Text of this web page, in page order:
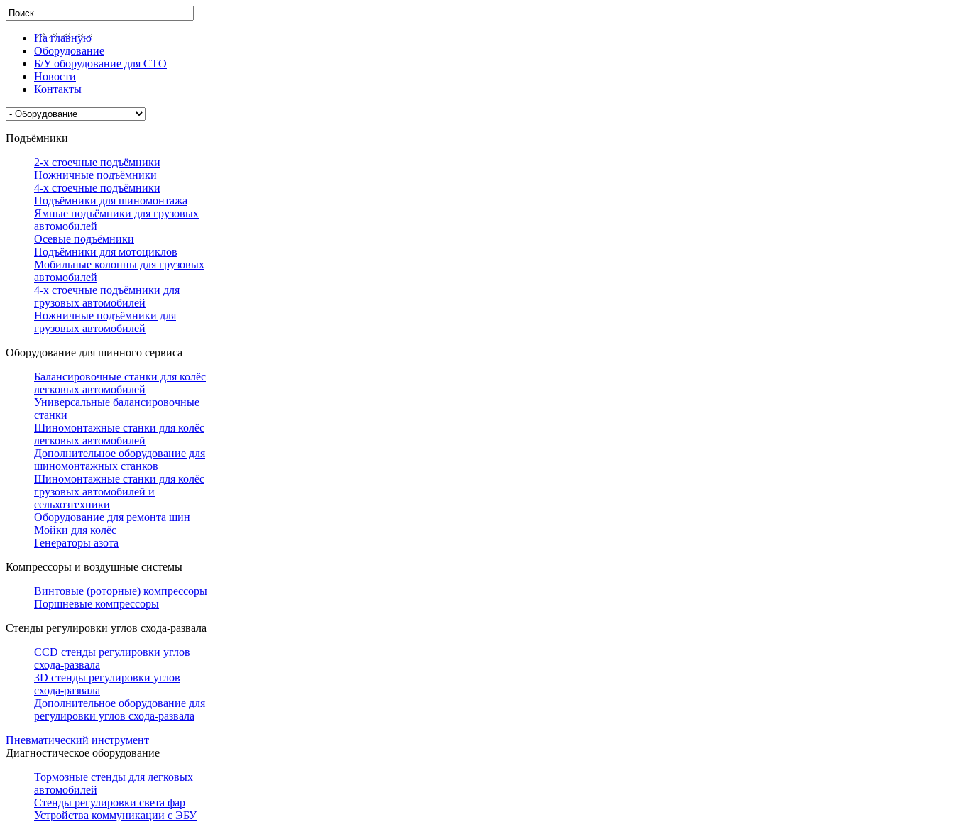
На главную
Оборудование
Б/У оборудование для СТО
Новости
Контакты
Подъёмники
2-х стоечные подъёмники
Ножничные подъёмники
4-х стоечные подъёмники
Подъёмники для шиномонтажа
Ямные подъёмники для грузовых
автомобилей
Осевые подъёмники
Подъёмники для мотоциклов
Мобильные колонны для грузовых
автомобилей
4-х стоечные подъёмники для
грузовых автомобилей
Ножничные подъёмники для
грузовых автомобилей
Оборудование для шинного сервиса
Балансировочные станки для колёс
легковых автомобилей
Универсальные балансировочные
станки
Шиномонтажные станки для колёс
легковых автомобилей
Дополнительное оборудование для
шиномонтажных станков
Шиномонтажные станки для колёс
грузовых автомобилей и
сельхозтехники
Оборудование для ремонта шин
Мойки для колёс
Генераторы азота
Компрессоры и воздушные системы
Винтовые (роторные) компрессоры
Поршневые компрессоры
Стенды регулировки углов схода-развала
CCD стенды регулировки углов
схода-развала
3D стенды регулировки углов
схода-развала
Дополнительное оборудование для
регулировки углов схода-развала
Пневматический инструмент
Диагностическое оборудование
Тормозные стенды для легковых
автомобилей
Стенды регулировки света фар
Устройства коммуникации с ЭБУ